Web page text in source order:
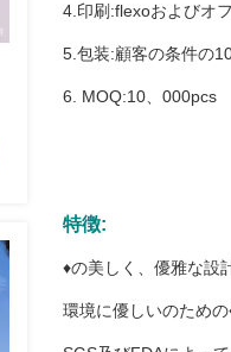
4.印刷:flexoおよびオ
5.包装:顧客の条件の
6. MOQ:10、000pcs
特徴:
♦の美しく、優雅な設
環境に優しいのため